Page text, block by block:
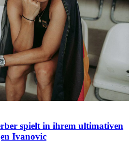
spielt in ihrem ultimativen
Ivanovic